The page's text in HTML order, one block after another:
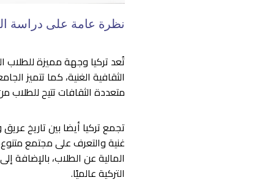
نظرة عامة على دراسة
تُعد تركيا وجهة مميزة للطلاب
الثقافية الغنية، كما تتميز
متعددة الثقافات تتيح للطلاب
تجمع تركيا أيضا بين تاريخ
غنية والتعرف على مجتمع
المالية عن الطلاب،
التركية عالميًا.